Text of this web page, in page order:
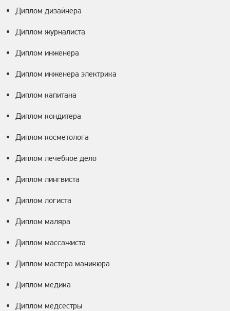
Диплом дизайнера
Диплом журналиста
Диплом инженера
Диплом инженера электрика
Диплом капитана
Диплом кондитера
Диплом косметолога
Диплом лечебное дело
Диплом лингвиста
Диплом логиста
Диплом маляра
Диплом массажиста
Диплом мастера маникюра
Диплом медика
Диплом медсестры